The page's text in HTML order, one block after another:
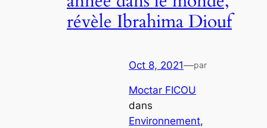
révèle Ibrahima Diouf
Oct 8, 2021—par
Moctar FICOU
dans
Environnement